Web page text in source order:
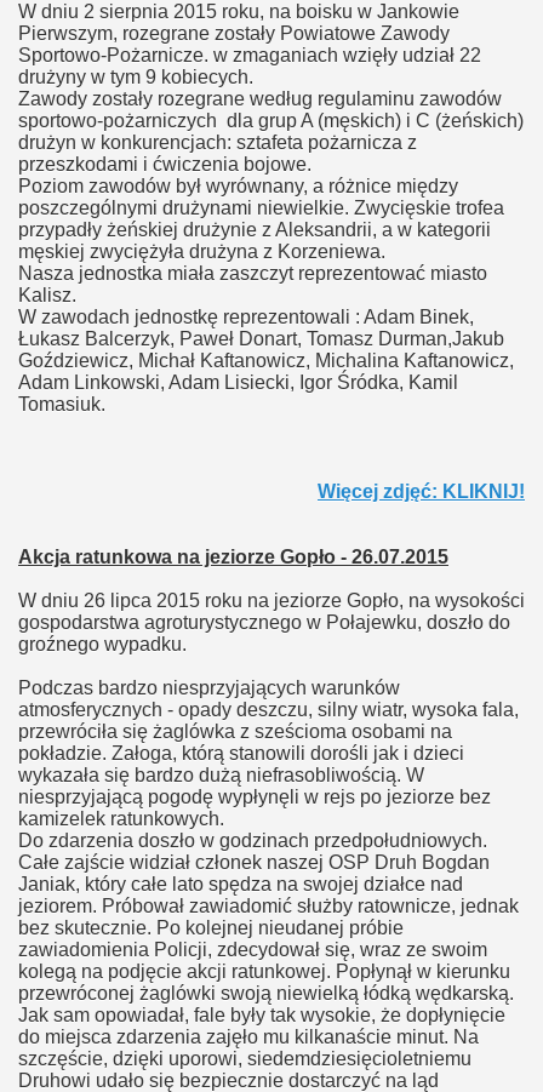
W dniu 2 sierpnia 2015 roku, na boisku w Jankowie
Pierwszym, rozegrane zostały Powiatowe Zawody
Sportowo-Pożarnicze. w zmaganiach wzięły udział 22
drużyny w tym 9 kobiecych.
Zawody zostały rozegrane według regulaminu zawodów
sportowo-pożarniczych dla grup A (męskich) i C (żeńskich)
drużyn w konkurencjach: sztafeta pożarnicza z
przeszkodami i ćwiczenia bojowe.
Poziom zawodów był wyrównany, a różnice między
poszczególnymi drużynami niewielkie. Zwycięskie trofea
przypadły żeńskiej drużynie z Aleksandrii, a w kategorii
męskiej zwyciężyła drużyna z Korzeniewa.
Nasza jednostka miała zaszczyt reprezentować miasto
Kalisz.
W zawodach jednostkę reprezentowali : Adam Binek,
Łukasz Balcerzyk, Paweł Donart, Tomasz Durman,Jakub
Goździewicz, Michał Kaftanowicz, Michalina Kaftanowicz,
Adam Linkowski, Adam Lisiecki, Igor Śródka, Kamil
Tomasiuk.
Więcej zdjęć: KLIKNIJ!
Akcja ratunkowa na jeziorze Gopło - 26.07.2015
W dniu 26 lipca 2015 roku na jeziorze Gopło, na wysokości
gospodarstwa agroturystycznego w Połajewku, doszło do
groźnego wypadku.
Podczas bardzo niesprzyjających warunków
atmosferycznych - opady deszczu, silny wiatr, wysoka fala,
przewróciła się żaglówka z sześcioma osobami na
pokładzie. Załoga, którą stanowili dorośli jak i dzieci
wykazała się bardzo dużą niefrasobliwością. W
niesprzyjającą pogodę wypłynęli w rejs po jeziorze bez
kamizelek ratunkowych.
Do zdarzenia doszło w godzinach przedpołudniowych.
Całe zajście widział członek naszej OSP Druh Bogdan
Janiak, który całe lato spędza na swojej działce nad
jeziorem. Próbował zawiadomić służby ratownicze, jednak
bez skutecznie. Po kolejnej nieudanej próbie
zawiadomienia Policji, zdecydował się, wraz ze swoim
kolegą na podjęcie akcji ratunkowej. Popłynął w kierunku
przewróconej żaglówki swoją niewielką łódką wędkarską.
Jak sam opowiadał, fale były tak wysokie, że dopłynięcie
do miejsca zdarzenia zajęło mu kilkanaście minut. Na
szczęście, dzięki uporowi, siedemdziesięcioletniemu
Druhowi udało się bezpiecznie dostarczyć na ląd